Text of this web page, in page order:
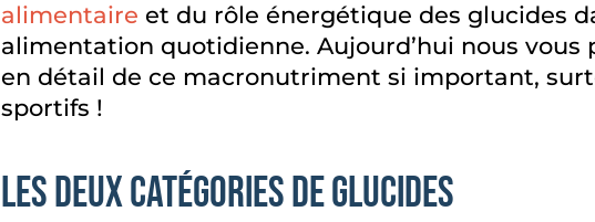
alimentaire et du rôle énergétique des glucides
alimentation quotidienne. Aujourd’hui nous vous
en détail de ce macronutriment si important,
sportifs !
Les deux catégories de glucides